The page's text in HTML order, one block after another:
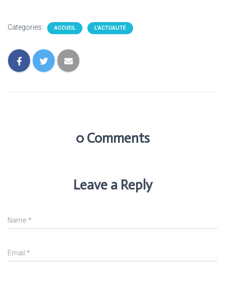
Categories: ACCUEIL L'ACTUALITÉ
0 Comments
Leave a Reply
Name *
Email *